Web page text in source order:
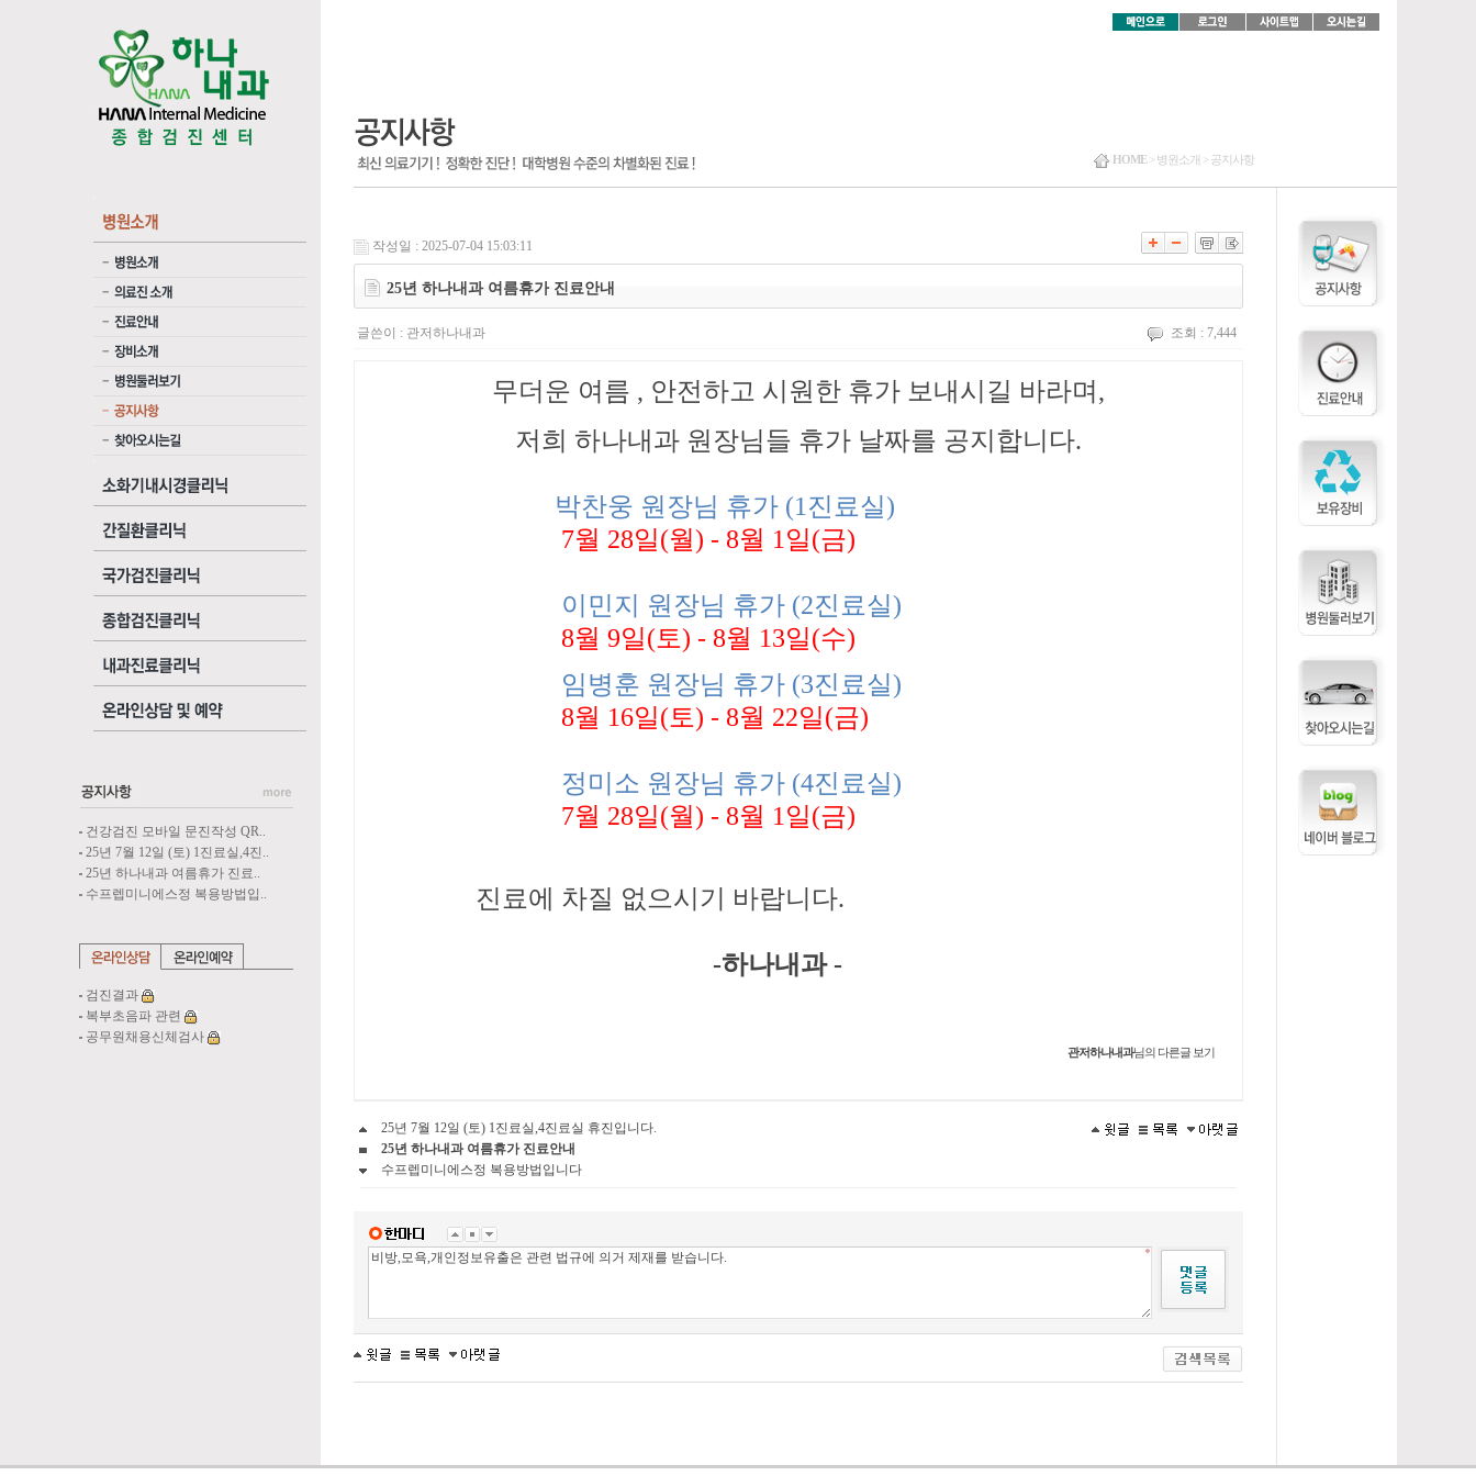
건강검진 모바일 문진작성 QR..
25년 7월 12일 (토) 1진료실,4진..
25년 하나내과 여름휴가 진료..
수프렙미니에스정 복용방법입..
검진결과
복부초음파 관련
공무원채용신체검사
HOME> 병원소개 > 공지사항
작성일 : 2025-07-04 15:03:11
25년 하나내과 여름휴가 진료안내
글쓴이 : 관저하나내과 조회 : 7,444
무더운 여름 , 안전하고 시원한 휴가 보내시길 바라며,
저희 하나내과 원장님들 휴가 날짜를 공지합니다.
박찬웅 원장님 휴가 (1진료실)
7월 28일(월) - 8월 1일(금)
이민지 원장님 휴가 (2진료실)
8월 9일(토) - 8월 13일(수)
임병훈 원장님 휴가 (3진료실)
8월 16일(토) - 8월 22일(금)
정미소 원장님 휴가 (4진료실)
7월 28일(월) - 8월 1일(금)
진료에 차질 없으시기 바랍니다.
-하나내과 -
관저하나내과님의 다른글 보기
25년 7월 12일 (토) 1진료실,4진료실 휴진입니다.
25년 하나내과 여름휴가 진료안내
수프렙미니에스정 복용방법입니다